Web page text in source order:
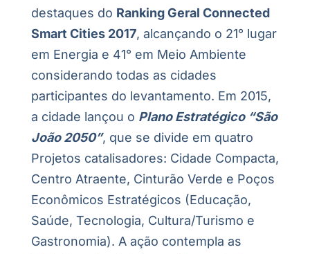
destaques do Ranking Geral Connected
Smart Cities 2017, alcançando o 21° lugar
em Energia e 41° em Meio Ambiente
considerando todas as cidades
participantes do levantamento. Em 2015,
a cidade lançou o Plano Estratégico “São
João 2050”, que se divide em quatro
Projetos catalisadores: Cidade Compacta,
Centro Atraente, Cinturão Verde e Poços
Econômicos Estratégicos (Educação,
Saúde, Tecnologia, Cultura/Turismo e
Gastronomia). A ação contempla as